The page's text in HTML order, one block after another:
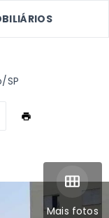
SP
Mais fotos